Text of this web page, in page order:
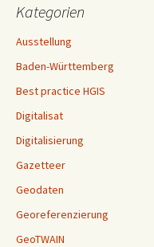
Kategorien
Ausstellung
Baden-Württemberg
Best practice HGIS
Digitalisat
Digitalisierung
Gazetteer
Geodaten
Georeferenzierung
GeoTWAIN